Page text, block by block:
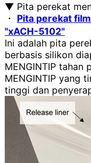
▼ Pita perekat
・ Pita perekat
"xACH-5102"
Ini adalah pita
berbasis silikon
MENGINTIP tahan
MENGINTIP yang
tinggi dan